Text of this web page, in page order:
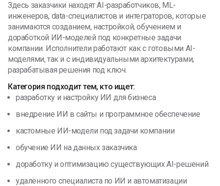
Здесь заказчики находят AI-разработчиков, ML-
инженеров, data-специалистов и интеграторов, которые
занимаются созданием, настройкой, обучением и
доработкой ИИ-моделей под конкретные задачи
компании. Исполнители работают как с готовыми AI-
моделями, так и с индивидуальными архитектурами,
разрабатывая решения под ключ.
Категория подходит тем, кто ищет:
разработку и настройку ИИ для бизнеса
внедрение ИИ в сайты и программное обеспечение
кастомные ИИ-модели под задачи компании
обучение ИИ на данных заказчика
доработку и оптимизацию существующих AI-решений
удалённого специалиста по ИИ и автоматизации